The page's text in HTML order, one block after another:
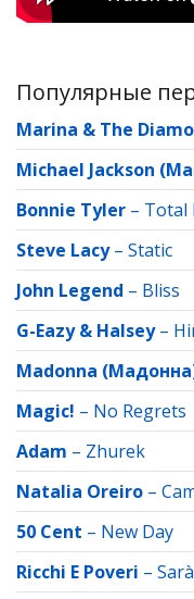
Популярные
Marina & The
Michael Jackson
Bonnie Tyler – Total
Steve Lacy– Static
John Legend – Bliss
G-Eazy & Halsey–
Madonna
Magic! – No Regrets
Adam – Zhurek
Natalia Oreiro –
50 Cent – New Day
Ricchi E Poveri –